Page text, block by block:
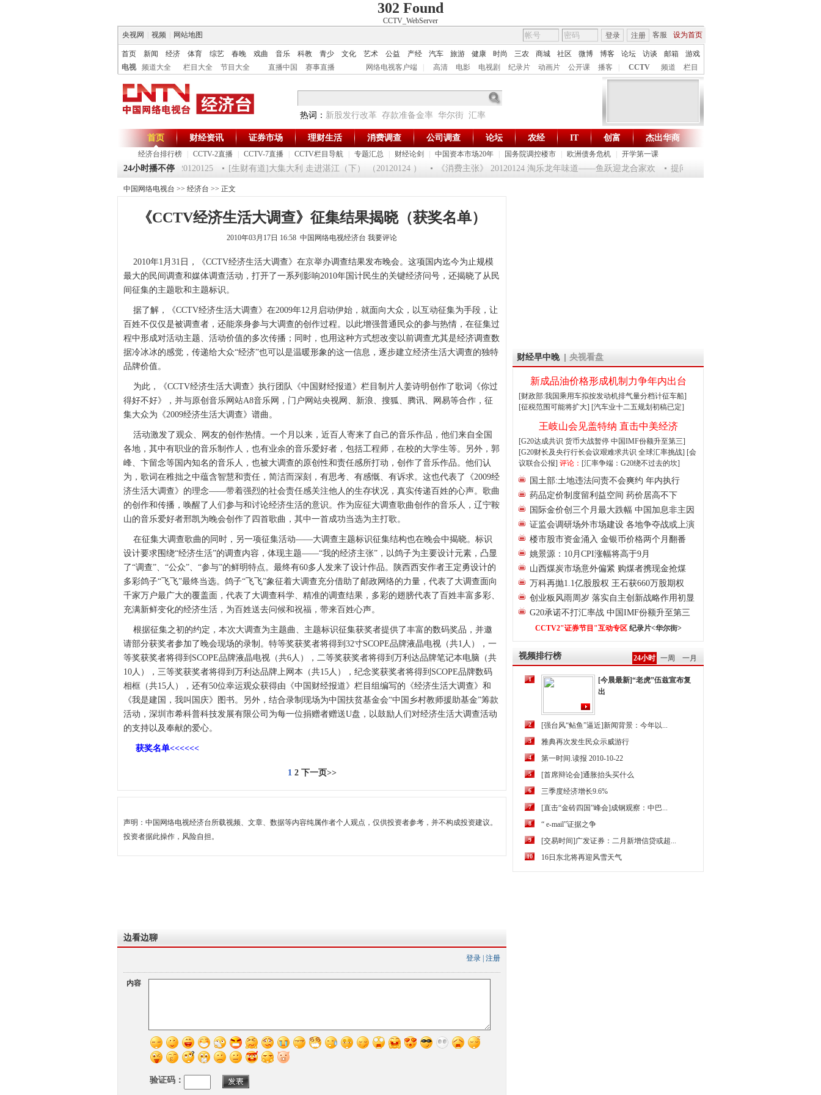
302 Found
CCTV_WebServer
央视网
视频 网站地图 客服 设为首页
登录 注册
首页 新闻 经济 体育 综艺 春晚 戏曲 音乐 科教 青少 文化 艺术 公益 产经 汽车 旅游 健康 时尚 三农 商城 社区 微博 博客 论坛 访谈 邮箱
游戏
电视
频道大全 栏目大全 节目大全 直播中国 赛事直播 网络电视客户端 高清 电影 电视剧 纪录片 动画片 公开课 播客 CCTV 频道 栏目
热词： 新股发行改革 存款准备金率 华尔街 汇率
财智生活 一键通达
首页
经济台排行榜 CCTV-2直播 CCTV-7直播 CCTV栏目导航 专题汇总 财经论剑 中国资本市场20年 国务院调控楼市 欧洲债务危机 开学第一课
财经资讯 证券市场 理财生活 消费调查 公司调查 论坛 农经 IT 创富 杰出华商
24小时播不停
《第一时间》 20120125 [生财有道]大集大利 走进湛江（下） （20120124 ） 《消费主张》 20120124 淘乐龙年味道——鱼跃迎龙合家欢 提问2012：机遇与悬念共存
中国网络电视台 >> 经济台 >> 正文
《CCTV经济生活大调查》征集结果揭晓（获奖名单）
2010年03月17日 16:58 中国网络电视经济台 我要评论
2010年1月31日，《CCTV经济生活大调查》在京举办调查结果发布晚会。这项国内迄今为止规模
最大的民间调查和媒体调查活动，打开了一系列影响2010年国计民生的关键经济问号，还揭晓了从民
间征集的主题歌和主题标识。
据了解，《CCTV经济生活大调查》在2009年12月启动伊始，就面向大众，以互动征集为手段，让
百姓不仅仅是被调查者，还能亲身参与大调查的创作过程。以此增强普通民众的参与热情，在征集过
程中形成对活动主题、活动价值的多次传播；同时，也用这种方式想改变以前调查尤其是经济调查数
据冷冰冰的感觉，传递给大众“经济”也可以是温暖形象的这一信息，逐步建立经济生活大调查的独特
品牌价值。
为此，《CCTV经济生活大调查》执行团队《中国财经报道》栏目制片人姜诗明创作了歌词《你过
得好不好》，并与原创音乐网站A8音乐网，门户网站央视网、新浪、搜狐、腾讯、网易等合作，征
集大众为《2009经济生活大调查》谱曲。
活动激发了观众、网友的创作热情。一个月以来，近百人寄来了自己的音乐作品，他们来自全国
各地，其中有职业的音乐制作人，也有业余的音乐爱好者，包括工程师，在校的大学生等。另外，郭
峰、卞留念等国内知名的音乐人，也被大调查的原创性和责任感所打动，创作了音乐作品。他们认
为，歌词在稚拙之中蕴含智慧和责任，简洁而深刻，有思考、有感慨、有诉求。这也代表了《2009经
济生活大调查》的理念——带着强烈的社会责任感关注他人的生存状况，真实传递百姓的心声。歌曲
的创作和传播，唤醒了人们参与和讨论经济生活的意识。作为应征大调查歌曲创作的音乐人，辽宁鞍
山的音乐爱好者邢凯为晚会创作了四首歌曲，其中一首成功当选为主打歌。
在征集大调查歌曲的同时，另一项征集活动——大调查主题标识征集结构也在晚会中揭晓。标识
设计要求围绕“经济生活”的调查内容，体现主题——“我的经济主张”，以鸽子为主要设计元素，凸显
了“调查”、“公众”、“参与”的鲜明特点。最终有60多人发来了设计作品。陕西西安作者王定勇设计的
多彩鸽子“飞飞”最终当选。鸽子“飞飞”象征着大调查充分借助了邮政网络的力量，代表了大调查面向
千家万户最广大的覆盖面，代表了大调查科学、精准的调查结果，多彩的翅膀代表了百姓丰富多彩、
充满新鲜变化的经济生活，为百姓送去问候和祝福，带来百姓心声。
根据征集之初的约定，本次大调查为主题曲、主题标识征集获奖者提供了丰富的数码奖品，并邀
请部分获奖者参加了晚会现场的录制。特等奖获奖者将得到32寸SCOPE品牌液晶电视（共1人），一
等奖获奖者将得到SCOPE品牌液晶电视（共6人），二等奖获奖者将得到万利达品牌笔记本电脑（共
10人），三等奖获奖者将得到万利达品牌上网本（共15人），纪念奖获奖者将得到SCOPE品牌数码
相框（共15人），还有50位幸运观众获得由《中国财经报道》栏目组编写的《经济生活大调查》和
《我是建国，我叫国庆》图书。另外，结合录制现场为中国扶贫基金会“中国乡村教师援助基金”筹款
活动，深圳市希科普科技发展有限公司为每一位捐赠者赠送U盘，以鼓励人们对经济生活大调查活动
的支持以及奉献的爱心。
获奖名单<<<<<<
1 2 下一页>>
声明：中国网络电视经济台所载视频、文章、数据等内容纯属作者个人观点，仅供投资者参考，并不构成投资建议。
投资者据此操作，风险自担。
边看边聊
登录 注册
内容
验证码：
财经早中晚 央视看盘
新成品油价格形成机制力争年内出台
[财政部:我国乘用车拟按发动机排气量分档计征车船]
[征税范围可能将扩大] [汽车业十二五规划初稿已定]
王岐山会见盖特纳 直击中美经济
[G20达成共识 货币大战暂停 中国IMF份额升至第三]
[G20财长及央行行长会议艰难求共识 全球汇率挑战] [会
议联合公报] 评论： [汇率争端：G20绕不过去的坎]
国土部:土地违法问责不会爽约 年内执行
药品定价制度留利益空间 药价居高不下
国际金价创三个月最大跌幅 中国加息非主因
证监会调研场外市场建设 各地争夺战或上演
楼市股市资金涌入 金银币价格两个月翻番
姚景源：10月CPI涨幅将高于9月
山西煤炭市场意外偏紧 购煤者携现金抢煤
万科再抛1.1亿股股权 王石获660万股期权
创业板风雨周岁 落实自主创新战略作用初显
G20承诺不打汇率战 中国IMF份额升至第三
CCTV2"证券节目"互动专区 纪录片<华尔街>
视频排行榜 24小时 一周 一月
1
[今晨最新]“老虎”伍兹宣布复
出
2 [强台风“鲇鱼”逼近]新闻背景：今年以...
3 雅典再次发生民众示威游行
4 第一时间.读报 2010-10-22
5 [首席辩论会]通胀抬头买什么
6 三季度经济增长9.6%
7 [直击“金砖四国”峰会]成钢观察：中巴...
8 “ e-mail”证据之争
9 [交易时间]广发证券：二月新增信贷或超...
10 16日东北将再迎风雪天气